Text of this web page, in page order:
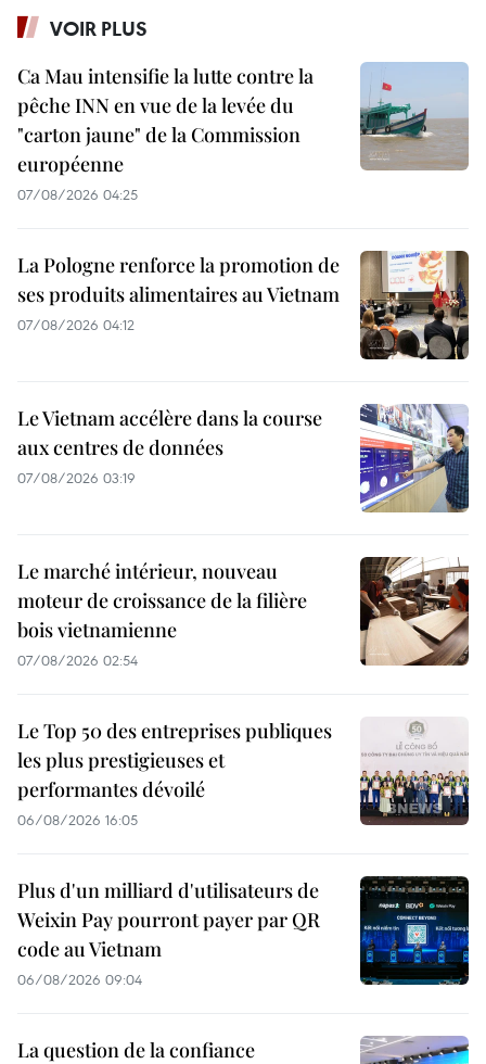
VOIR PLUS
Ca Mau intensifie la lutte contre la
pêche INN en vue de la levée du
"carton jaune" de la Commission
européenne
07/08/2026 04:25
La Pologne renforce la promotion de
ses produits alimentaires au Vietnam
07/08/2026 04:12
Le Vietnam accélère dans la course
aux centres de données
07/08/2026 03:19
Le marché intérieur, nouveau
moteur de croissance de la filière
bois vietnamienne
07/08/2026 02:54
Le Top 50 des entreprises publiques
les plus prestigieuses et
performantes dévoilé
06/08/2026 16:05
Plus d'un milliard d'utilisateurs de
Weixin Pay pourront payer par QR
code au Vietnam
06/08/2026 09:04
La question de la confiance